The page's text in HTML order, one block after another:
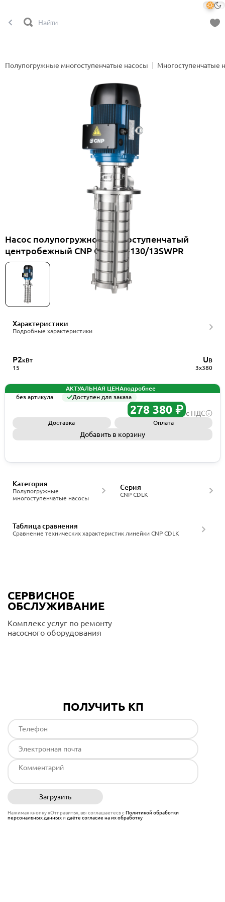
Полупогружные многоступенчатые насосы Многоступенчатые
Насос полупогружной многоступенчатый
центробежный CNP CDLK20-130/13SWPR
Характеристики
Подробные характеристики
P2кВт
15
UВ
3x380
АКТУАЛЬНАЯ ЦЕНАподробнее
без артикула
Доступен для заказа
278 380 ₽ с НДС
Доставка Оплата
Добавить в корзину
Полупогружные
многоступенчатые насосы
Категория
CNP CDLK
Серия
Сравнение технических характеристик линейки CNP CDLK
Таблица сравнения
СЕРВИСНОЕ
ОБСЛУЖИВАНИЕ
Комплекс услуг по ремонту
насосного оборудования
ПОЛУЧИТЬ КП
Загрузить
Нажимая кнопку «Отправить», вы соглашаетесь сПолитикой обработки
персональных данныхи даёте согласие на их обработку